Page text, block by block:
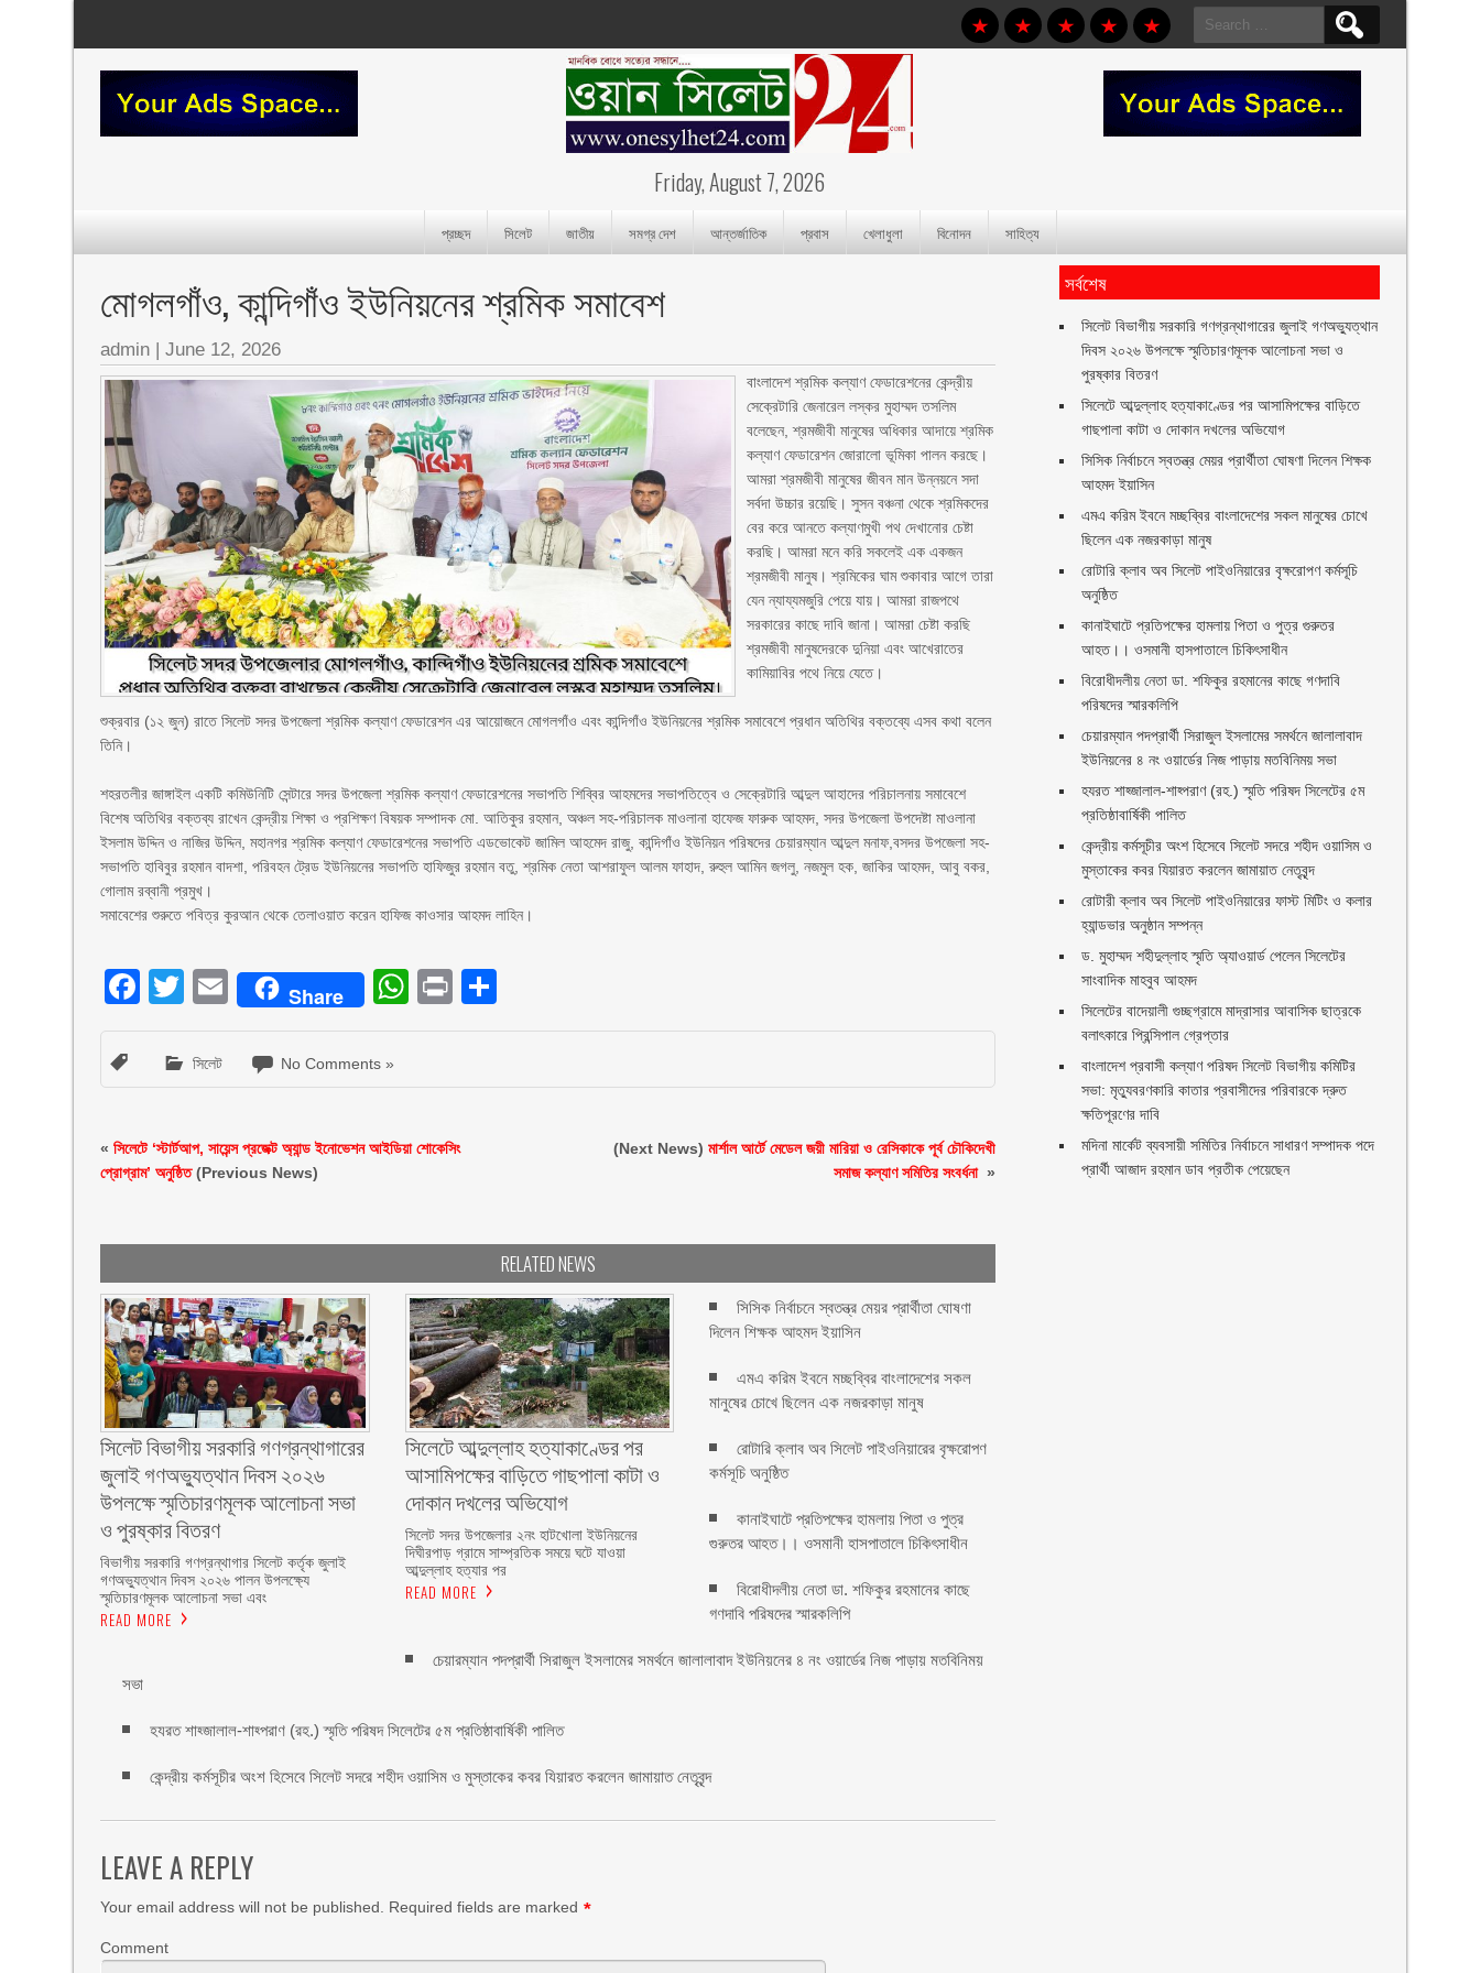
Search
for:
Friday, August 7, 2026
প্রচ্ছদ সিলেট জাতীয় সমগ্র দেশ আন্তর্জাতিক প্রবাস খেলাধুলা বিনোদন সাহিত্য
মোগলগাঁও, কান্দিগাঁও ইউনিয়নের শ্রমিক সমাবেশ
admin |June 12, 2026
বাংলাদেশ শ্রমিক কল্যাণ ফেডারেশনের কেন্দ্রীয়
সেক্রেটারি জেনারেল লস্কর মুহাম্মদ তসলিম
বলেছেন, শ্রমজীবী মানুষের অধিকার আদায়ে শ্রমিক
কল্যাণ ফেডারেশন জোরালো ভূমিকা পালন করছে।
আমরা শ্রমজীবী মানুষের জীবন মান উন্নয়নে সদা
সর্বদা উচ্চার রয়েছি। সুসন বঞ্চনা থেকে শ্রমিকদের
বের করে আনতে কল্যাণমুখী পথ দেখানোর চেষ্টা
করছি। আমরা মনে করি সকলেই এক একজন
শ্রমজীবী মানুষ। শ্রমিকের ঘাম শুকাবার আগে তারা
যেন ন্যায্যমজুরি পেয়ে যায়। আমরা রাজপথে
সরকারের কাছে দাবি জানা। আমরা চেষ্টা করছি
শ্রমজীবী মানুষদেরকে দুনিয়া এবং আখেরাতের
কামিয়াবির পথে নিয়ে যেতে।
‎শুক্রবার (১২ জুন) রাতে সিলেট সদর উপজেলা শ্রমিক কল্যাণ ফেডারেশন এর আয়োজনে মোগলগাঁও এবং কান্দিগাঁও ইউনিয়নের শ্রমিক সমাবেশে প্রধান অতিথির বক্তব্যে এসব কথা বলেন
তিনি।
‎শহরতলীর জাঙ্গাইল একটি কমিউনিটি সেন্টারে সদর উপজেলা শ্রমিক কল্যাণ ফেডারেশনের সভাপতি শিব্বির আহমদের সভাপতিত্বে ও সেক্রেটারি আব্দুল আহাদের পরিচালনায় সমাবেশে
বিশেষ অতিথির বক্তব্য রাখেন কেন্দ্রীয় শিক্ষা ও প্রশিক্ষণ বিষয়ক সম্পাদক মো. আতিকুর রহমান, অঞ্চল সহ-পরিচালক মাওলানা হাফেজ ফারুক আহমদ, সদর উপজেলা উপদেষ্টা মাওলানা
ইসলাম উদ্দিন ও নাজির উদ্দিন, মহানগর শ্রমিক কল্যাণ ফেডারেশনের সভাপতি এডভোকেট জামিল আহমেদ রাজু, কান্দিগাঁও ইউনিয়ন পরিষদের চেয়ারম্যান আব্দুল মনাফ,বসদর উপজেলা সহ-
সভাপতি হাবিবুর রহমান বাদশা, পরিবহন ট্রেড ইউনিয়নের সভাপতি হাফিজুর রহমান বতু, শ্রমিক নেতা আশরাফুল আলম ফাহাদ, রুহুল আমিন জগলু, নজমুল হক, জাকির আহমদ, আবু বকর,
গোলাম রব্বানী প্রমুখ।
‎সমাবেশের শুরুতে পবিত্র কুরআন থেকে তেলাওয়াত করেন হাফিজ কাওসার আহমদ লাহিন।
Facebook
Twitter
EmailShare WhatsApp
Print
সিলেট No Comments »
«সিলেটে ‘স্টার্টআপ, সায়েন্স প্রজেক্ট অ্যান্ড ইনোভেশন আইডিয়া শোকেসিং
প্রোগ্রাম’ অনুষ্ঠিত(Previous News)
(Next News)মার্শাল আর্টে মেডেল জয়ী মারিয়া ও রেসিকাকে পূর্ব চৌকিদেখী
সমাজ কল্যাণ সমিতির সংবর্ধনা ‎ »
RELATED NEWS
সিলেট বিভাগীয় সরকারি গণগ্রন্থাগারের
জুলাই গণঅভ্যুত্থান দিবস ২০২৬
উপলক্ষে স্মৃতিচারণমূলক আলোচনা সভা
ও পুরষ্কার বিতরণ ‎ ‎
বিভাগীয় সরকারি গণগ্রন্থাগার সিলেট কর্তৃক জুলাই
গণঅভ্যুত্থান দিবস ২০২৬ পালন উপলক্ষ্যে
স্মৃতিচারণমূলক আলোচনা সভা এবং
READ MORE
সিলেটে আব্দুল্লাহ হত্যাকাণ্ডের পর
আসামিপক্ষের বাড়িতে গাছপালা কাটা ও
দোকান দখলের অভিযোগ
সিলেট সদর উপজেলার ২নং হাটখোলা ইউনিয়নের
দিঘীরপাড় গ্রামে সাম্প্রতিক সময়ে ঘটে যাওয়া
আব্দুল্লাহ হত্যার পর
READ MORE
সিসিক নির্বাচনে স্বতন্ত্র মেয়র প্রার্থীতা ঘোষণা
দিলেন শিক্ষক আহমদ ইয়াসিন
এমএ করিম ইবনে মচ্ছব্বির বাংলাদেশের সকল
মানুষের চোখে ছিলেন এক নজরকাড়া মানুষ ‎
রোটারি ক্লাব অব সিলেট পাইওনিয়ারের বৃক্ষরোপণ
কর্মসূচি অনুষ্ঠিত
কানাইঘাটে প্রতিপক্ষের হামলায় পিতা ও পুত্র
গুরুতর আহত।। ওসমানী হাসপাতালে চিকিৎসাধীন
বিরোধীদলীয় নেতা ডা. শফিকুর রহমানের কাছে
গণদাবি পরিষদের স্মারকলিপি ‎
চেয়ারম্যান পদপ্রার্থী সিরাজুল ইসলামের সমর্থনে জালালাবাদ ইউনিয়নের ৪ নং ওয়ার্ডের নিজ পাড়ায় মতবিনিময়
সভা
হযরত শাহ্জালাল-শাহ্পরাণ (রহ.) স্মৃতি পরিষদ সিলেটের ৫ম প্রতিষ্ঠাবার্ষিকী পালিত ‎​
কেন্দ্রীয় কর্মসূচীর অংশ হিসেবে সিলেট সদরে শহীদ ওয়াসিম ও মুস্তাকের কবর যিয়ারত করলেন জামায়াত নেতৃবৃন্দ ‎
LEAVE A REPLY
Your email address will not be published. Required fields are marked *
Comment
সর্বশেষ
সিলেট বিভাগীয় সরকারি গণগ্রন্থাগারের জুলাই গণঅভ্যুত্থান
দিবস ২০২৬ উপলক্ষে স্মৃতিচারণমূলক আলোচনা সভা ও
পুরষ্কার বিতরণ ‎ ‎
সিলেটে আব্দুল্লাহ হত্যাকাণ্ডের পর আসামিপক্ষের বাড়িতে
গাছপালা কাটা ও দোকান দখলের অভিযোগ
সিসিক নির্বাচনে স্বতন্ত্র মেয়র প্রার্থীতা ঘোষণা দিলেন শিক্ষক
আহমদ ইয়াসিন
এমএ করিম ইবনে মচ্ছব্বির বাংলাদেশের সকল মানুষের চোখে
ছিলেন এক নজরকাড়া মানুষ ‎
রোটারি ক্লাব অব সিলেট পাইওনিয়ারের বৃক্ষরোপণ কর্মসূচি
অনুষ্ঠিত
কানাইঘাটে প্রতিপক্ষের হামলায় পিতা ও পুত্র গুরুতর
আহত।। ওসমানী হাসপাতালে চিকিৎসাধীন
বিরোধীদলীয় নেতা ডা. শফিকুর রহমানের কাছে গণদাবি
পরিষদের স্মারকলিপি ‎
চেয়ারম্যান পদপ্রার্থী সিরাজুল ইসলামের সমর্থনে জালালাবাদ
ইউনিয়নের ৪ নং ওয়ার্ডের নিজ পাড়ায় মতবিনিময় সভা
হযরত শাহ্জালাল-শাহ্পরাণ (রহ.) স্মৃতি পরিষদ সিলেটের ৫ম
প্রতিষ্ঠাবার্ষিকী পালিত ‎​
কেন্দ্রীয় কর্মসূচীর অংশ হিসেবে সিলেট সদরে শহীদ ওয়াসিম ও
মুস্তাকের কবর যিয়ারত করলেন জামায়াত নেতৃবৃন্দ ‎
রোটারী ক্লাব অব সিলেট পাইওনিয়ারের ফাস্ট মিটিং ও কলার
হ্যান্ডভার অনুষ্ঠান সম্পন্ন
ড. মুহাম্মদ শহীদুল্লাহ স্মৃতি অ্যাওয়ার্ড পেলেন সিলেটের
সাংবাদিক মাহবুব আহমদ
সিলেটের বাদেয়ালী গুচ্ছগ্রামে মাদ্রাসার আবাসিক ছাত্রকে
বলাৎকারে প্রিন্সিপাল গ্রেপ্তার ‎
বাংলাদেশ প্রবাসী কল্যাণ পরিষদ সিলেট বিভাগীয় কমিটির
সভা: মৃত্যুবরণকারি কাতার প্রবাসীদের পরিবারকে দ্রুত
ক্ষতিপূরণের দাবি
মদিনা মার্কেট ব্যবসায়ী সমিতির নির্বাচনে সাধারণ সম্পাদক পদে
প্রার্থী আজাদ রহমান ডাব প্রতীক পেয়েছেন ‎